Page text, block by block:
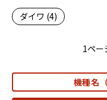
ダイワ (4)
1ペー
機種名